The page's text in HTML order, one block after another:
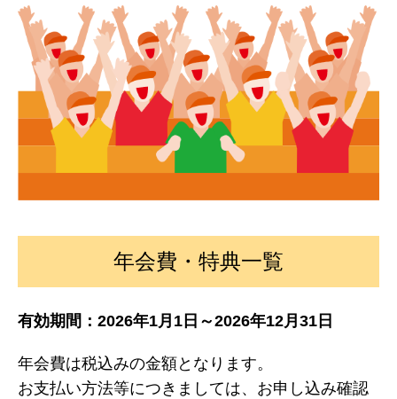
年会費・特典一覧
有効期間：2026年1月1日～2026年12月31日
年会費は税込みの金額となります。
お支払い方法等につきましては、お申し込み確認